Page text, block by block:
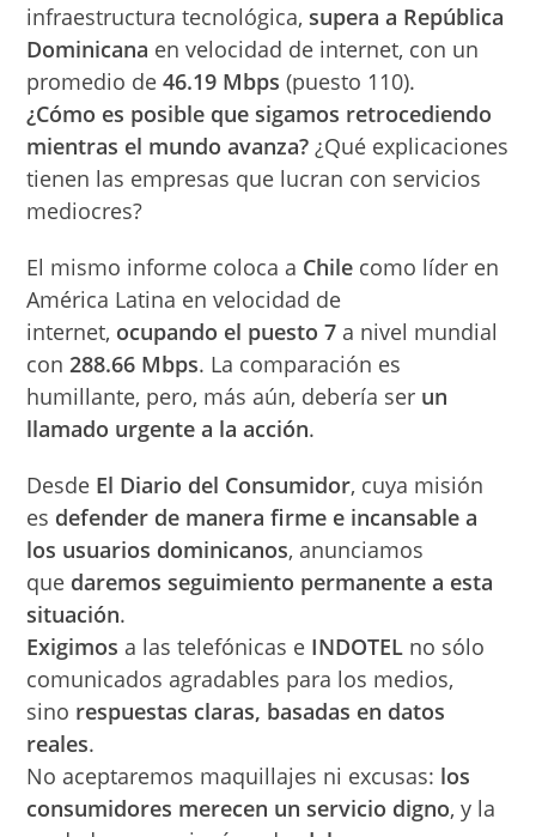
infraestructura tecnológica,supera a República
Dominicana en velocidad de internet, con un
promedio de46.19 Mbps (puesto 110).
¿Cómo es posible que sigamos retrocediendo
mientras el mundo avanza? ¿Qué explicaciones
tienen las empresas que lucran con servicios
mediocres?
El mismo informe coloca a Chile como líder en
América Latina en velocidad de
internet, ocupando el puesto 7 a nivel mundial
con288.66 Mbps. La comparación es
humillante, pero, más aún, debería ser un
llamado urgente a la acción.
Desde El Diario del Consumidor, cuya misión
es defender de manera firme e incansable a
los usuarios dominicanos, anunciamos
que daremos seguimiento permanente a esta
situación.
Exigimos a las telefónicas e INDOTEL no sólo
comunicados agradables para los medios,
sino respuestas claras, basadas en datos
reales.
No aceptaremos maquillajes ni excusas: los
consumidores merecen un servicio digno, y la